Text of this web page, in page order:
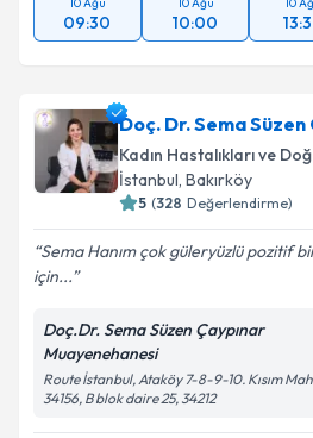
09:30 10:00
Doç. Dr. Sema Süzen
Kadın Hastalıkları ve
İstanbul, Bakırköy
5 (328 Değerlendirme)
Sema Hanım çok güleryüzlü pozitif
için...
Doç.Dr. Sema Süzen Çaypınar
Muayenehanesi
Route İstanbul, Ataköy 7-8-9-10. Kısım
34156, B blok daire 25, 34212